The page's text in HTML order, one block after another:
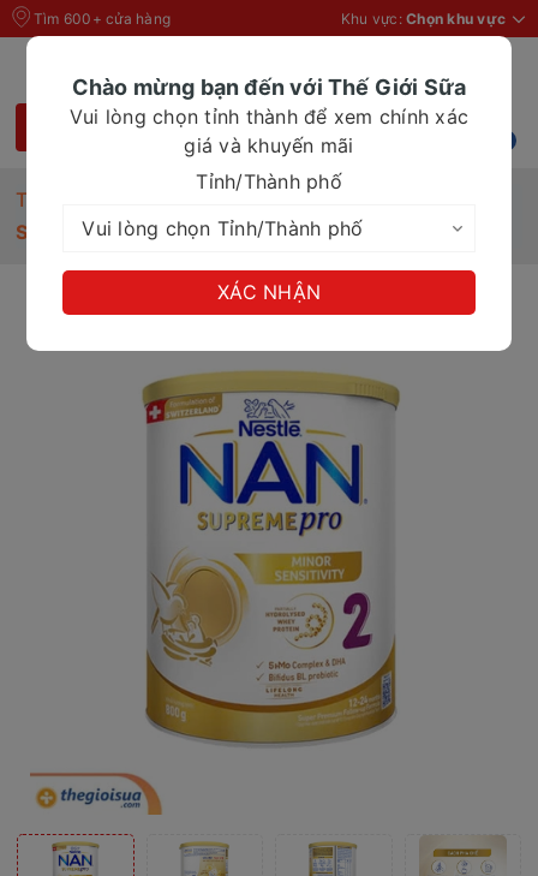
Tìm 600+ cửa hàng Khu vực: Chọn khu vực
Trang chủ
Sữa bột Nan Supremepro 2 800g (từ 1-2 tuổi)
Chào mừng bạn đến với Thế Giới Sữa
Vui lòng chọn tỉnh thành để xem chính xác
giá và khuyến mãi
Tỉnh/Thành phố
XÁC NHẬN